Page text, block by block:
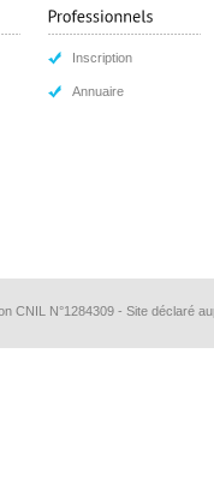
Inscription
Annuaire
CNIL N°1284309 - Site déclaré